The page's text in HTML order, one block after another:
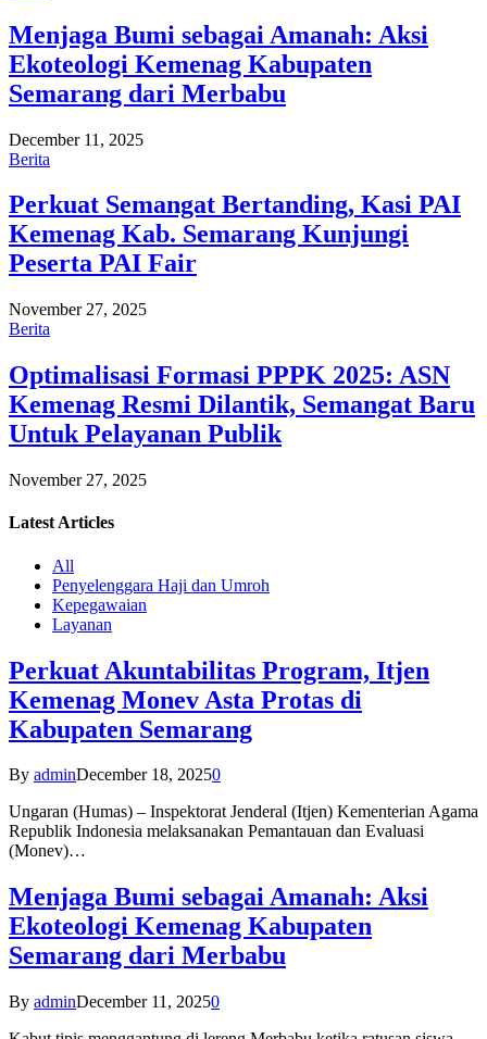
Menjaga Bumi sebagai Amanah: Aksi
Ekoteologi Kemenag Kabupaten
Semarang dari Merbabu
December 11, 2025
Berita
Perkuat Semangat Bertanding, Kasi PAI
Kemenag Kab. Semarang Kunjungi
Peserta PAI Fair
November 27, 2025
Berita
Optimalisasi Formasi PPPK 2025: ASN
Kemenag Resmi Dilantik, Semangat Baru
Untuk Pelayanan Publik
November 27, 2025
Latest Articles
All
Penyelenggara Haji dan Umroh
Kepegawaian
Layanan
Perkuat Akuntabilitas Program, Itjen
Kemenag Monev Asta Protas di
Kabupaten Semarang
By adminDecember 18, 20250
Ungaran (Humas) – Inspektorat Jenderal (Itjen) Kementerian Agama
Republik Indonesia melaksanakan Pemantauan dan Evaluasi
(Monev)…
Menjaga Bumi sebagai Amanah: Aksi
Ekoteologi Kemenag Kabupaten
Semarang dari Merbabu
By adminDecember 11, 20250